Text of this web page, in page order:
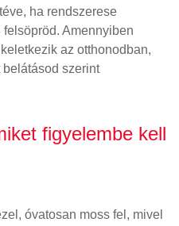
ha rendszerese
Amennyiben
az otthonodban,
szerint
figyelembe kell
óvatosan moss fel, mivel